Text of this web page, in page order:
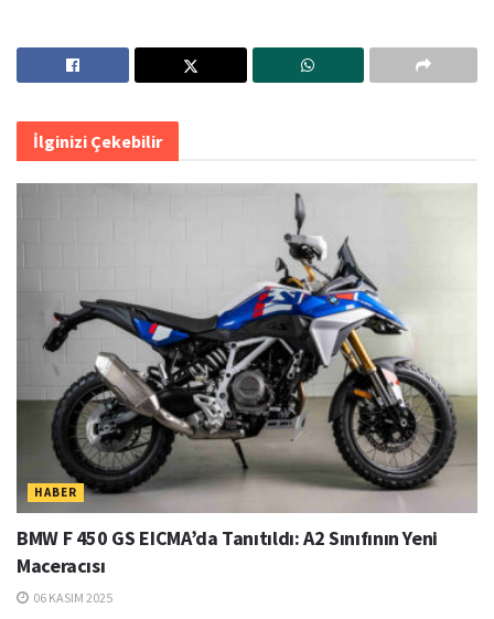
İlginizi Çekebilir
HABER
BMW F 450 GS EICMA’da Tanıtıldı: A2 Sınıfının Yeni
Maceracısı
06 KASIM 2025